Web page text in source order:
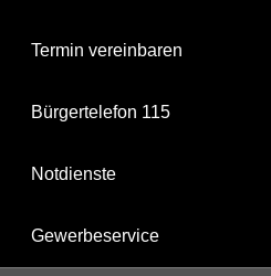
Termin vereinbaren
Bürgertelefon 115
Notdienste
Gewerbeservice